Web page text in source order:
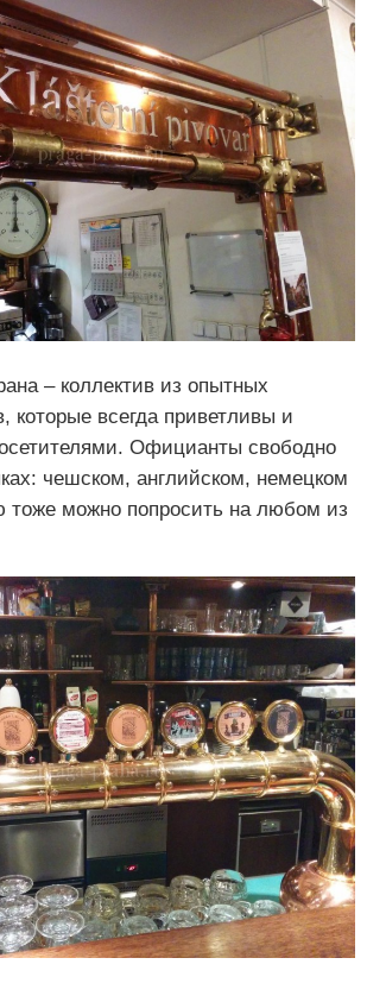
– коллектив из опытных
которые всегда приветливы и
Официанты свободно
чешском, английском, немецком
тоже можно попросить на любом из